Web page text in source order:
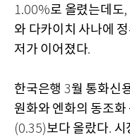
1.00%로 올렸는데도,
와 다카이치 사나에
저가 이어졌다.
한국은행 3월 통화신
원화와 엔화의 동조화
(0.35)보다 올랐다. 시